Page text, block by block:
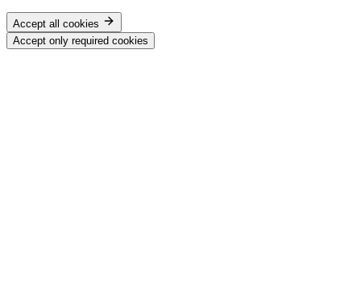
Accept all cookies
Accept only required cookies